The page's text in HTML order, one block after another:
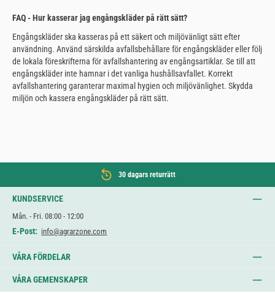
FAQ - Hur kasserar jag engångskläder på rätt sätt?
Engångskläder ska kasseras på ett säkert och miljövänligt sätt efter
användning. Använd särskilda avfallsbehållare för engångskläder eller följ
de lokala föreskrifterna för avfallshantering av engångsartiklar. Se till att
engångskläder inte hamnar i det vanliga hushållsavfallet. Korrekt
avfallshantering garanterar maximal hygien och miljövänlighet. Skydda
miljön och kassera engångskläder på rätt sätt.
30 dagars returrätt
KUNDSERVICE
Mån. - Fri. 08:00 - 12:00
E-Post: info@agrarzone.com
VÅRA FÖRDELAR
VÅRA GEMENSKAPER